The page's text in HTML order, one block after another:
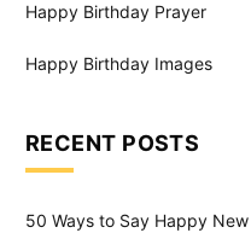
Happy Birthday Prayer
Happy Birthday Images
RECENT POSTS
50 Ways to Say Happy